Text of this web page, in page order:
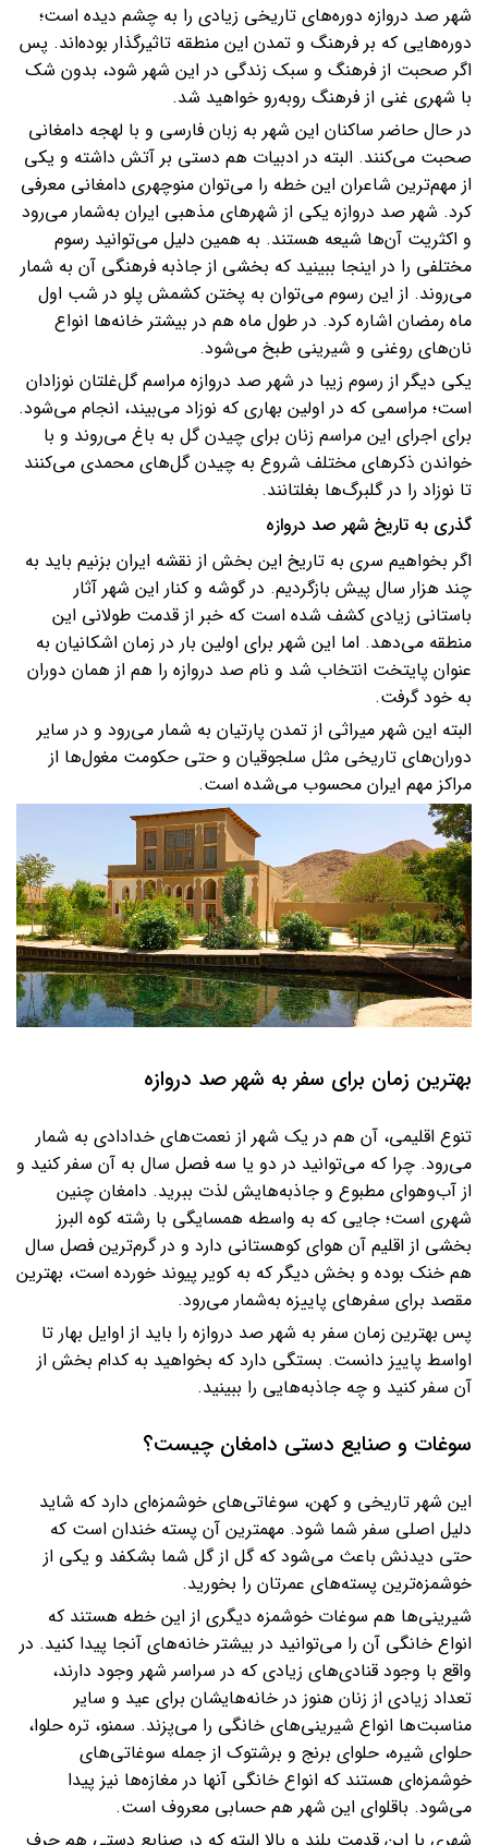
شهر صد دروازه دوره‌های تاریخی زیادی را به چشم دیده است؛
دوره‌هایی که بر فرهنگ و تمدن این منطقه تاثیرگذار بوده‌اند. پس
اگر صحبت از فرهنگ و سبک زندگی در این شهر شود، بدون شک
با شهری غنی از فرهنگ روبه‌رو خواهید شد.
در حال حاضر ساکنان این شهر به زبان فارسی و با لهجه دامغانی
صحبت می‌کنند. البته در ادبیات هم دستی بر آتش داشته و یکی
از مهم‌ترین شاعران این خطه را می‌توان منوچهری دامغانی معرفی
کرد. شهر صد دروازه یکی از شهرهای مذهبی ایران به‌شمار می‌رود
و اکثریت آن‌ها شیعه هستند. به همین دلیل می‌توانید رسوم
مختلفی را در اینجا ببینید که بخشی از جاذبه فرهنگی آن به‌ شمار
می‌روند. از این رسوم می‌توان به پختن کشمش پلو در شب اول
ماه رمضان اشاره کرد. در طول ماه هم در بیشتر خانه‌ها انواع
نان‌های روغنی و شیرینی طبخ می‌شود.
یکی دیگر از رسوم زیبا در شهر صد دروازه مراسم گل‌غلتان نوزادان
است؛ مراسمی که در اولین بهاری که نوزاد می‌بیند، انجام می‌شود.
برای اجرای این مراسم زنان برای چیدن گل به باغ می‌روند و با
خواندن ذکرهای مختلف شروع به چیدن گل‌های محمدی می‌کنند
تا نوزاد را در گلبرگ‌ها بغلتانند.
گذری به تاریخ شهر صد دروازه
اگر بخواهیم سری به تاریخ این بخش از نقشه ایران بزنیم باید به
چند هزار سال پیش بازگردیم. در گوشه و کنار این شهر آثار
باستانی زیادی کشف شده است که خبر از قدمت طولانی این
منطقه می‌دهد. اما این شهر برای اولین بار در زمان اشکانیان به
‌عنوان پایتخت انتخاب شد و نام صد دروازه را هم از همان دوران
به خود گرفت.
البته این شهر میراثی از تمدن پارتیان به شمار می‌رود و در سایر
دوران‌های تاریخی مثل سلجوقیان و حتی حکومت‌ مغول‌ها از
مراکز مهم ایران محسوب می‌شده است.
بهترین زمان برای سفر به شهر صد دروازه
تنوع اقلیمی، آن هم در یک شهر از نعمت‌های خدادادی به ‌شمار
می‌رود. چرا که می‌توانید در دو یا سه فصل سال به آن سفر کنید و
از آب‌وهوای مطبوع و جاذبه‌هایش لذت ببرید. دامغان چنین
شهری است؛ جایی که به واسطه همسایگی با رشته کوه البرز
بخشی از اقلیم آن هوای کوهستانی دارد و در گرم‌ترین فصل سال
هم خنک بوده و بخش دیگر که به کویر پیوند خورده است، بهترین
مقصد برای سفرهای پاییزه به‌شمار می‌رود.
پس بهترین زمان سفر به شهر صد دروازه را باید از اوایل بهار تا
اواسط پاییز دانست. بستگی دارد که بخواهید به کدام بخش از
آن سفر کنید و چه جاذبه‌هایی را ببینید.
سوغات و صنایع دستی دامغان چیست؟
این شهر تاریخی و کهن، سوغاتی‌های خوشمزه‌ای دارد که شاید
دلیل اصلی سفر شما شود. مهمترین آن پسته خندان است که
حتی دیدنش باعث می‌شود که گل از گل شما بشکفد و یکی از
خوشمزه‌ترین پسته‌های عمرتان را بخورید.
شیرینی‌ها هم سوغات خوشمزه دیگری از این خطه هستند که
انواع خانگی آن را می‌توانید در بیشتر خانه‌های آنجا پیدا کنید. در
واقع با وجود قنادی‌های زیادی که در سراسر شهر وجود دارند،
تعداد زیادی از زنان هنوز در خانه‌هایشان برای عید و سایر
مناسبت‌ها انواع شیرینی‌های خانگی را می‌پزند. سمنو، تره حلوا،
حلوای شیره، حلوای برنج و برشتوک از جمله سوغاتی‌های
خوشمزه‌ای هستند که انواع خانگی آنها در مغازه‌ها نیز پیدا
می‌شود. باقلوای این شهر هم حسابی معروف است.